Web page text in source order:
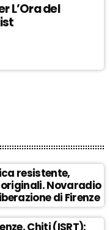
L’Ora del
resistente,
Novaradio
di Firenze
Chiti (ISRT):